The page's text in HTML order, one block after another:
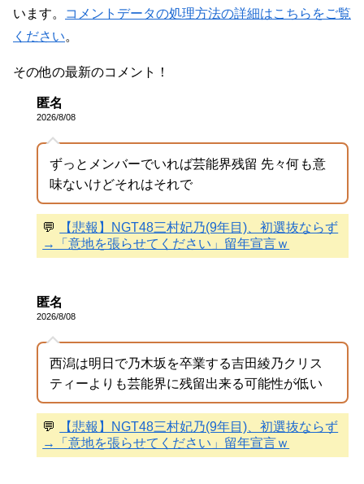
います。
コメントデータの処理方法の詳細はこちらをご覧
ください。
その他の最新のコメント！
匿名
2026/8/08
ずっとメンバーでいれば芸能界残留 先々何も意
味ないけどそれはそれで
💬
【悲報】NGT48三村妃乃(9年目)、初選抜ならず
→「意地を張らせてください」留年宣言ｗ
匿名
2026/8/08
西潟は明日で乃木坂を卒業する吉田綾乃クリス
ティーよりも芸能界に残留出来る可能性が低い
💬
【悲報】NGT48三村妃乃(9年目)、初選抜ならず
→「意地を張らせてください」留年宣言ｗ